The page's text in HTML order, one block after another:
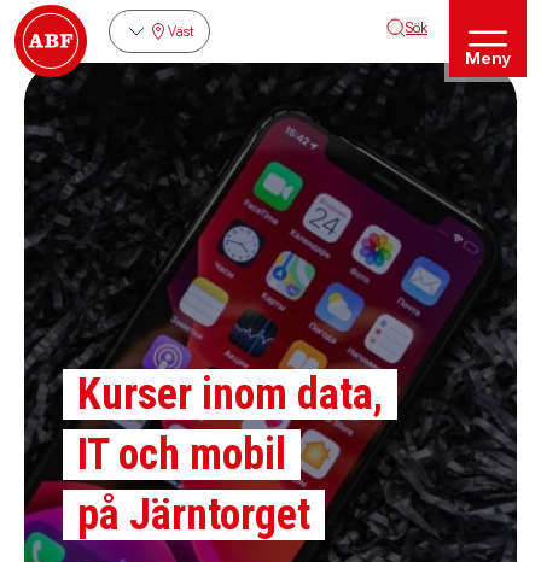
Väst Sök
Meny
Kurser inom data,
IT och mobil
på Järntorget